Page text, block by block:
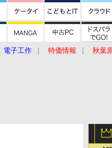
電子工作 特価情報
秋葉